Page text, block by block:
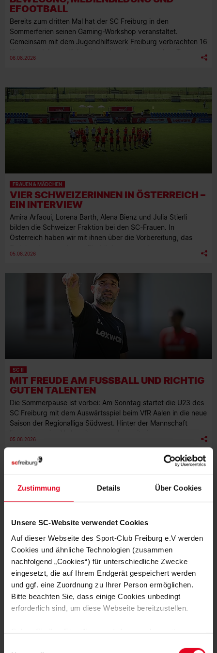
Zustimmung Details Über Cookies
Unsere SC-Website verwendet Cookies
Auf dieser Webseite des Sport-Club Freiburg e.V werden
Cookies und ähnliche Technologien (zusammen
nachfolgend „Cookies“) für unterschiedliche Zwecke
eingesetzt, die auf Ihrem Endgerät gespeichert werden
und ggf. eine Zuordnung zu Ihrer Person ermöglichen.
Bitte beachten Sie, dass einige Cookies unbedingt
erforderlich sind, um diese Webseite bereitzustellen.
EFOOTBALL
Bereits zum dritten Mal hat der SC Freiburg in den
Sommerferien seinen Gaming-Workshop veranstaltet.
Gemeinsam mit dem Jugendhilfswerk Freiburg verbrachten 16
Europa-Park Stadion.
06.08.2026
FRAUEN & MÄDCHEN
VIER SCHWEIZERINNEN IN ÖSTERREICH –
EIN INTERVIEW
Amira Arfaoui, Lorena Barth, Alena Bienz und Julia Stierli
bilden die Schweizer Fraktion bei den SC-Frauen. In
Österreich haben wir mit ihnen über die Vorbereitung, das
05.08.2026
SC II
MIT FREUDE AM FUSSBALL UND RICHTIG G
UTEN TALENTEN
Die Sommerpause ist vorbei: Am Sonntag startet die U23 des
SC Freiburg mit dem Auswärtsspiel beim VfR Aalen in die neue
Saison der Regionalliga Südwest. Hinter der Mannschaft
Trainingslager und mehreren Testspielen. Vor dem Auftakt
haben wir mit Trainer Bernhard Weis über die vergangenen
Wochen, den ersten Gegner und die Ziele für die kommende…
05.08.2026
SC FREIBURG TV
VIDEO-HIGHLIGHTS GEGEN DIE SPVGG
GREUTHER FÜRTH
SC-KALENDER